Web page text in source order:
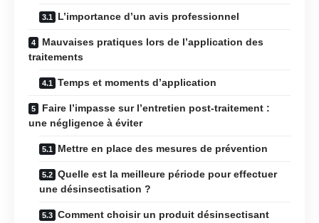
L’importance d’un avis professionnel
Mauvaises pratiques lors de l’application des
traitements
Temps et moments d’application
Faire l’impasse sur l’entretien post-traitement :
une négligence à éviter
Mettre en place des mesures de prévention
Quelle est la meilleure période pour effectuer
une désinsectisation ?
Comment choisir un produit désinsectisant